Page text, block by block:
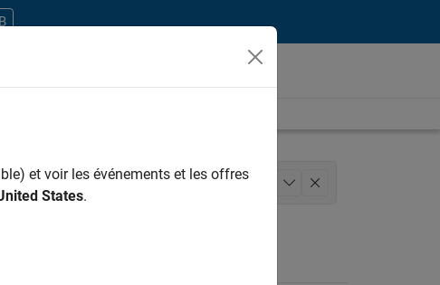
la qualité Ingénierie des versions
et voir les événements et les offres
States.